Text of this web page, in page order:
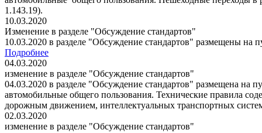
1.143.19).
10.03.2020
Изменение в разделе "Обсуждение стандартов"
10.03.2020 в разделе "Обсуждение стандартов" размещены на
Подробнее
04.03.2020
изменение в разделе "Обсуждение стандартов"
04.03.2020 в разделе "Обсуждение стандартов" размещена на
автомобильные общего пользования. Технические правила
дорожным движением, интеллектуальных транспортных
02.03.2020
изменение в разделе "Обсуждение стандартов"